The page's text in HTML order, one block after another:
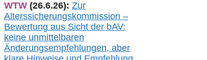
WTW (26.6.26): Zur
Alterssicherungskommission –
Bewertung aus Sicht der bAV:
keine unmittelbaren
Änderungsempfehlungen, aber